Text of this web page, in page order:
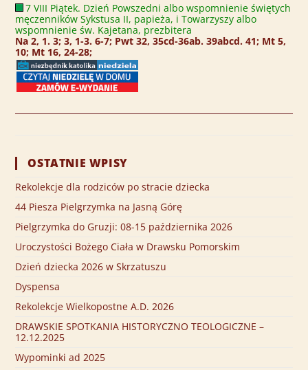
7 VIII Piątek. Dzień Powszedni albo wspomnienie świętych
męczenników Sykstusa II, papieża, i Towarzyszy albo
wspomnienie św. Kajetana, prezbitera
Na 2, 1. 3; 3, 1-3. 6-7; Pwt 32, 35cd-36ab. 39abcd. 41; Mt 5,
10; Mt 16, 24-28;
OSTATNIE WPISY
Rekolekcje dla rodziców po stracie dziecka
44 Piesza Pielgrzymka na Jasną Górę
Pielgrzymka do Gruzji: 08-15 października 2026
Uroczystości Bożego Ciała w Drawsku Pomorskim
Dzień dziecka 2026 w Skrzatuszu
Dyspensa
Rekolekcje Wielkopostne A.D. 2026
DRAWSKIE SPOTKANIA HISTORYCZNO TEOLOGICZNE –
12.12.2025
Wypominki ad 2025